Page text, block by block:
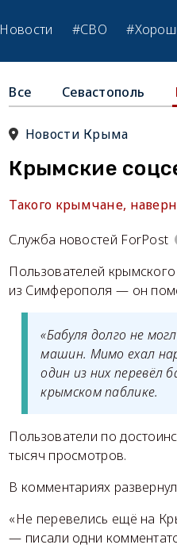
Новости #СВО
Все Севастополь
Новости Крыма
Крымские
Такого крымчане,
Служба новостей ForPost
Пользователей
из Симферополя — он
«Бабуля долго не
машин. Мимо ехал
один из них перевёл
крымском паблике.
Пользователи по
тысяч просмотров.
В комментариях
«Не перевелись ещё на
— писали одни